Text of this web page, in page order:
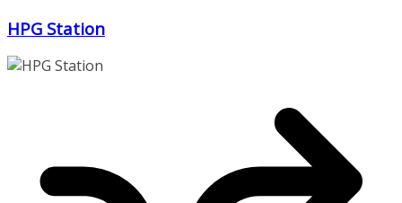
Zum
springen
HPG Station